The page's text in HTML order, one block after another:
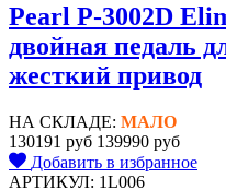
Pearl P-3002D
двойная педаль
жесткий привод
НА СКЛАДЕ: МАЛО
130191 руб 139990 руб
Добавить в избранное
АРТИКУЛ: 1L006